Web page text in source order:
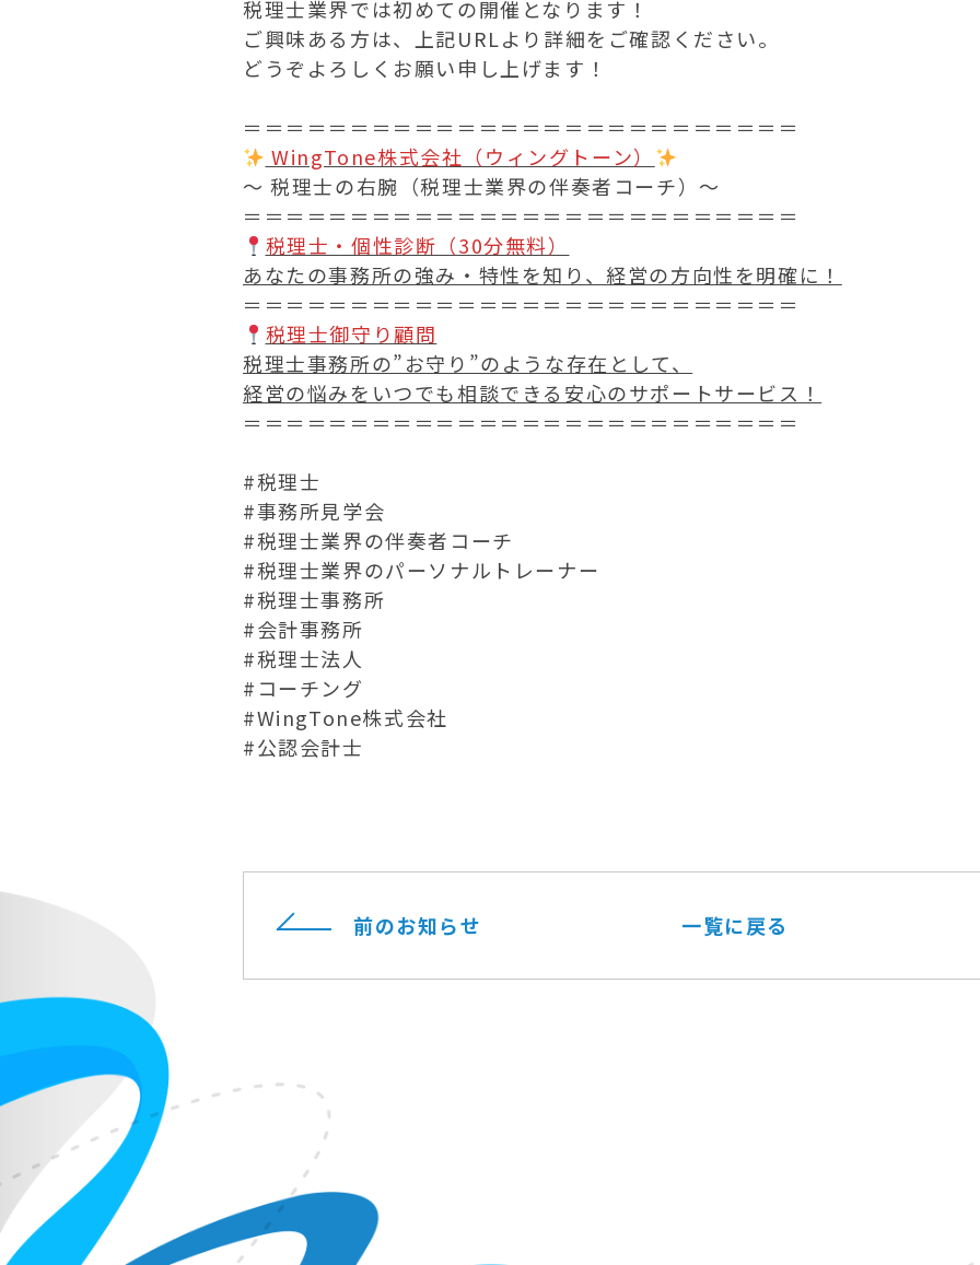
税理士業界では初めての開催となります！
ご興味ある方は、上記URLより詳細をご確認ください。
どうぞよろしくお願い申し上げます！
＝＝＝＝＝＝＝＝＝＝＝＝＝＝＝＝＝＝＝＝＝＝＝＝＝＝
WingTone株式会社（ウィングトーン）
〜 税理士の右腕（税理士業界の伴奏者コーチ）〜
＝＝＝＝＝＝＝＝＝＝＝＝＝＝＝＝＝＝＝＝＝＝＝＝＝＝
税理士・個性診断（30分無料）
あなたの事務所の強み・特性を知り、経営の方向性を明確に！
＝＝＝＝＝＝＝＝＝＝＝＝＝＝＝＝＝＝＝＝＝＝＝＝＝＝
税理士御守り顧問
税理士事務所の”お守り”のような存在として、
経営の悩みをいつでも相談できる安心のサポートサービス！
＝＝＝＝＝＝＝＝＝＝＝＝＝＝＝＝＝＝＝＝＝＝＝＝＝＝
#税理士
#事務所見学会
#税理士業界の伴奏者コーチ
#税理士業界のパーソナルトレーナー
#税理士事務所
#会計事務所
#税理士法人
#コーチング
#WingTone株式会社
#公認会計士
前のお知らせ 一覧に戻る